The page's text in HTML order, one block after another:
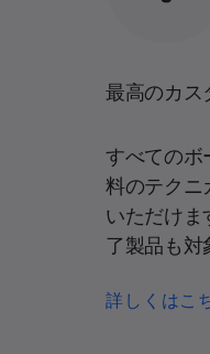
最高のカス
すべてのボ
料のテクニ
いただけま
了製品も対
詳しくはこ